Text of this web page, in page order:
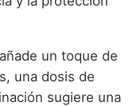
añade un toque de
una dosis de
sugiere una